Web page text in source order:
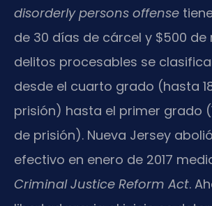
disorderly persons offense
de 30 días de cárcel y $500 de
delitos procesables se
desde el cuarto grado (hasta
prisión) hasta el primer grado
de prisión). Nueva Jersey
efectivo en enero de 2017
Criminal Justice Reform Act.